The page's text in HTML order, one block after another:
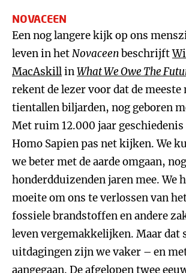
NOVACEEN
Een nog langere kijk op ons
leven in hetNovaceenbeschrijft
MacAskillinWhat We Owe The
rekent de lezer voor dat de meeste
tientallen biljarden, nog geboren
Met ruim 12.000 jaar
Homo Sapien pas net kijken. We
we beter met de aarde omgaan, nog
honderdduizenden jaren mee. We
moeite om ons te verlossen van
fossiele brandstoffen en andere
leven vergemakkelijken. Maar dat
uitdagingen zijn we vaker – en
aangegaan. De afgelopen twee